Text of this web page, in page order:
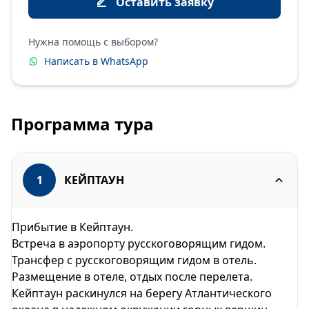
Нужна помощь с выбором?
Написать в WhatsApp
Программа тура
1 КЕЙПТАУН
Прибытие в Кейптаун.
Встреча в аэропорту русскоговорящим гидом.
Трансфер с русскоговорящим гидом в отель.
Размещение в отеле, отдых после перелета.
Кейптаун раскинулся на берегу Атлантического